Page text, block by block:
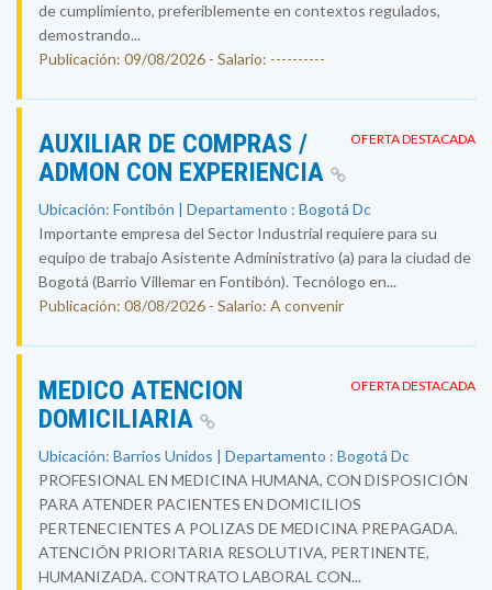
de cumplimiento, preferiblemente en contextos regulados,
demostrando...
Publicación: 09/08/2026 - Salario: ----------
OFERTA DESTACADA
AUXILIAR DE COMPRAS /
ADMON CON EXPERIENCIA
Ubicación: Fontibón | Departamento : Bogotá Dc
Importante empresa del Sector Industrial requiere para su
equipo de trabajo Asistente Administrativo (a) para la ciudad de
Bogotá (Barrio Villemar en Fontibón). Tecnólogo en...
Publicación: 08/08/2026 - Salario: A convenir
OFERTA DESTACADA
MEDICO ATENCION
DOMICILIARIA
Ubicación: Barrios Unidos | Departamento : Bogotá Dc
PROFESIONAL EN MEDICINA HUMANA, CON DISPOSICIÓN
PARA ATENDER PACIENTES EN DOMICILIOS
PERTENECIENTES A POLIZAS DE MEDICINA PREPAGADA.
ATENCIÓN PRIORITARIA RESOLUTIVA, PERTINENTE,
HUMANIZADA. CONTRATO LABORAL CON...